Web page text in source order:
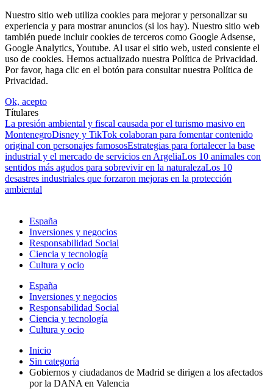
Nuestro sitio web utiliza cookies para mejorar y personalizar su
experiencia y para mostrar anuncios (si los hay). Nuestro sitio web
también puede incluir cookies de terceros como Google Adsense,
Google Analytics, Youtube. Al usar el sitio web, usted consiente el
uso de cookies. Hemos actualizado nuestra Política de Privacidad.
Por favor, haga clic en el botón para consultar nuestra Política de
Privacidad.
Ok, acepto
Títulares
La presión ambiental y fiscal causada por el turismo masivo en
MontenegroDisney y TikTok colaboran para fomentar contenido
original con personajes famososEstrategias para fortalecer la base
industrial y el mercado de servicios en ArgeliaLos 10 animales con
sentidos más agudos para sobrevivir en la naturalezaLos 10
desastres industriales que forzaron mejoras en la protección
ambiental
España
Inversiones y negocios
Responsabilidad Social
Ciencia y tecnología
Cultura y ocio
España
Inversiones y negocios
Responsabilidad Social
Ciencia y tecnología
Cultura y ocio
Inicio
Sin categoría
Gobiernos y ciudadanos de Madrid se dirigen a los afectados
por la DANA en Valencia